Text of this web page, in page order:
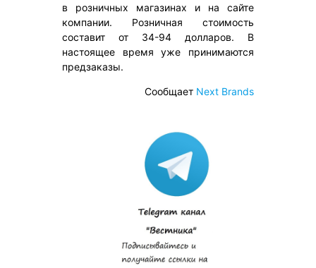
в розничных магазинах и на сайте
компании. Розничная стоимость
составит от 34-94 долларов. В
настоящее время уже принимаются
предзаказы.
Сообщает Next Brands